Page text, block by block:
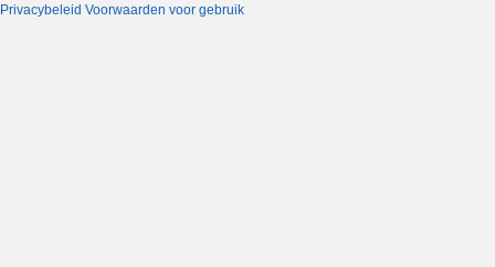
Privacybeleid Voorwaarden voor gebruik